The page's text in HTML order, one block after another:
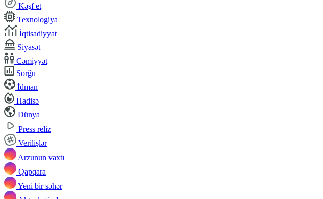
Kəşf et
Texnologiya
İqtisadiyyat
Siyasət
Cəmiyyət
Sorğu
İdman
Hadisə
Dünya
Press reliz
Verilişlər
Arzunun vaxtı
Qapqara
Yeni bir səhər